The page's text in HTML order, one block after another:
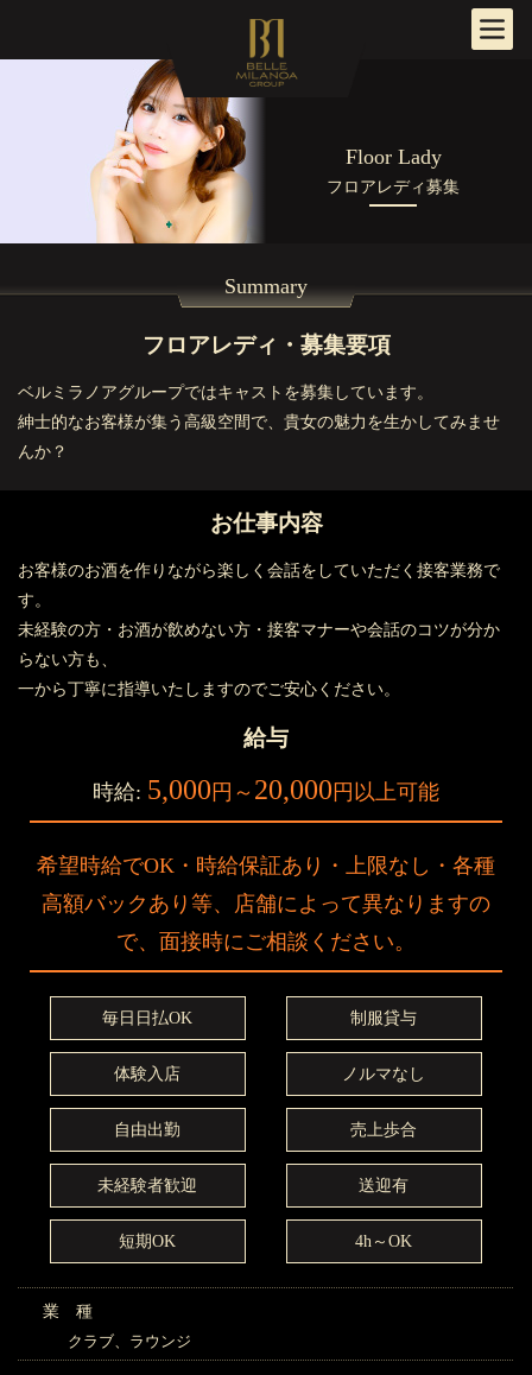
Floor Lady
フロアレディ募集
Summary
フロアレディ・募集要項
ベルミラノアグループではキャストを募集しています。
紳士的なお客様が集う高級空間で、貴女の魅力を生かしてみませ
んか？
お仕事内容
お客様のお酒を作りながら楽しく会話をしていただく接客業務で
す。
未経験の方・お酒が飲めない方・接客マナーや会話のコツが分か
らない方も、
一から丁寧に指導いたしますのでご安心ください。
給与
時給: 5,000 円～ 20,000 円以上可能
希望時給でOK・時給保証あり・上限なし・各種
高額バックあり等、店舗によって異なりますの
で、面接時にご相談ください。
毎日日払OK 制服貸与
体験入店 ノルマなし
自由出勤 売上歩合
未経験者歓迎 送迎有
短期OK 4h～OK
業 種
クラブ、ラウンジ